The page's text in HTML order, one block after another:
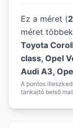
Ez a méret (
méret
Toyota
class, Opel
Audi A3,
A pontos
tankajtó belső